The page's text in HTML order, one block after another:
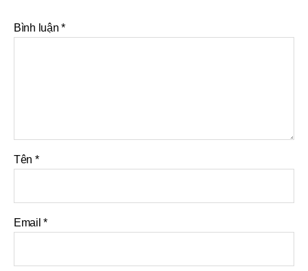
Bình luận*
Tên *
Email*